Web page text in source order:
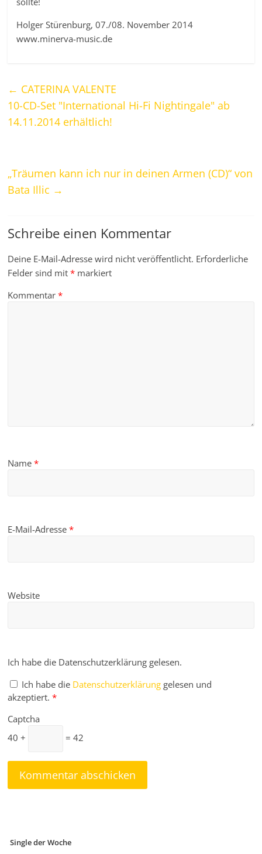
Holger Stürenburg, 07./08. November 2014
www.minerva-music.de
← CATERINA VALENTE
10-CD-Set "International Hi-Fi Nightingale" ab
14.11.2014 erhältlich!
„Träumen kann ich nur in deinen Armen (CD)“ von
Bata Illic →
Schreibe einen Kommentar
Deine E-Mail-Adresse wird nicht veröffentlicht. Erforderliche
Felder sind mit* markiert
Kommentar*
Name*
E-Mail-Adresse*
Website
Ich habe die Datenschutzerklärung gelesen.
Ich habe die Datenschutzerklärung gelesen und
akzeptiert. *
Captcha
40 +
= 42
Single der Woche